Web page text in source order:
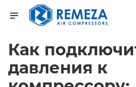
Как
давления к